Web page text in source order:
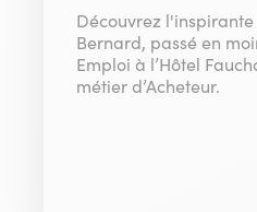
Découvrez
Bernard, passé en
Emploi à l’Hôtel
métier d’Acheteur.